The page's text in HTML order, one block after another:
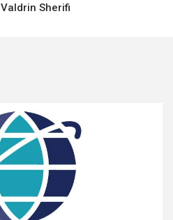
Valdrin Sherifi